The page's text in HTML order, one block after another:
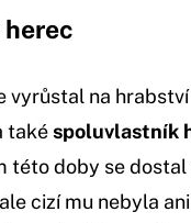
vyrůstal na
takéspoluvlastník
této doby se dostal
cizí mu nebyla